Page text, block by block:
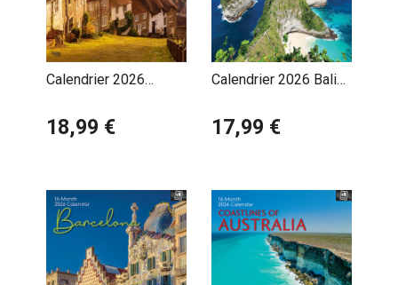
Calendrier 2026
Campagne Anglaise
18,99 €
Calendrier 2026 Bali
17,99 €